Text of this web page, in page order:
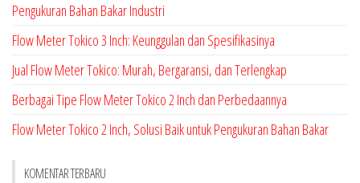
Pengukuran Bahan Bakar Industri
Flow Meter Tokico 3 Inch: Keunggulan dan Spesifikasinya
Jual Flow Meter Tokico: Murah, Bergaransi, dan Terlengkap
Berbagai Tipe Flow Meter Tokico 2 Inch dan Perbedaannya
Flow Meter Tokico 2 Inch, Solusi Baik untuk Pengukuran Bahan Bakar
KOMENTAR TERBARU